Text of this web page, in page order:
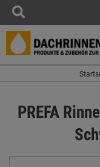
PREFA